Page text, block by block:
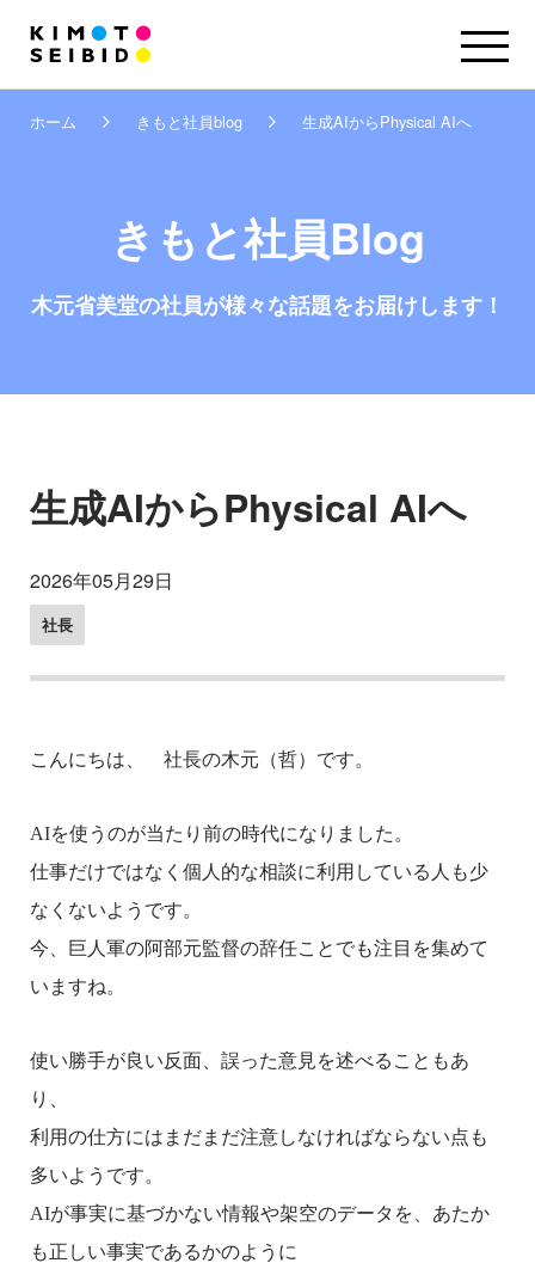
ホーム きもと社員blog 生成AIからPhysical AIへ
きもと社員Blog
木元省美堂の社員が様々な話題をお届けします！
生成AIからPhysical AIへ
2026年05月29日
社長
こんにちは、 社長の木元（哲）です。
AIを使うのが当たり前の時代になりました。
仕事だけではなく個人的な相談に利用している人も少
なくないようです。
今、巨人軍の阿部元監督の辞任ことでも注目を集めて
いますね。
使い勝手が良い反面、誤った意見を述べることもあ
り、
利用の仕方にはまだまだ注意しなければならない点も
多いようです。
AIが事実に基づかない情報や架空のデータを、あたか
も正しい事実であるかのように